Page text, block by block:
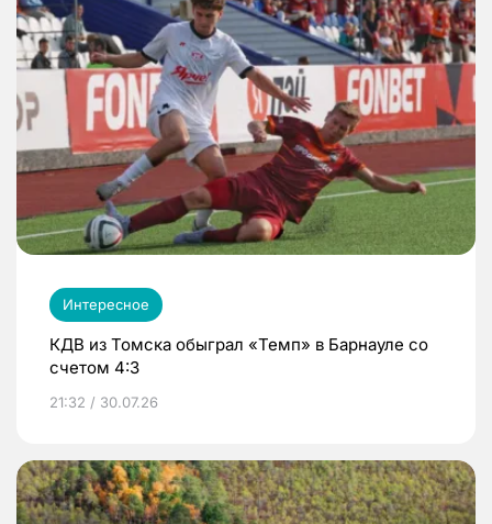
Интересное
КДВ из Томска обыграл «Темп» в Барнауле со
счетом 4:3
21:32 / 30.07.26